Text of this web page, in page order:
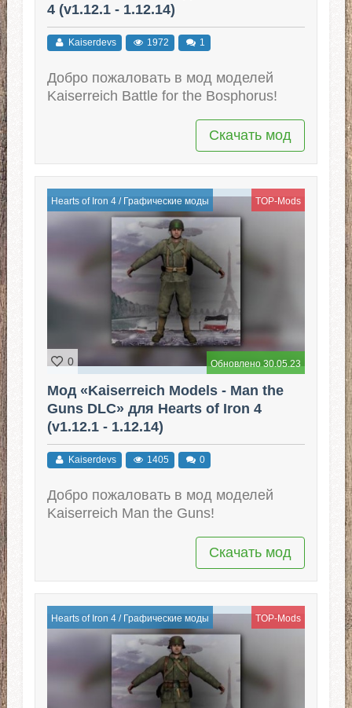
4 (v1.12.1 - 1.12.14)
Kaiserdevs 1972 1
Добро пожаловать в мод моделей
Kaiserreich Battle for the Bosphorus!
Скачать мод
Hearts of Iron 4/ Графические моды TOP-Mods
Обновлено 30.05.23
0
Мод «Kaiserreich Models - Man the
Guns DLC» для Hearts of Iron 4
(v1.12.1 - 1.12.14)
Kaiserdevs 1405 0
Добро пожаловать в мод моделей
Kaiserreich Man the Guns!
Скачать мод
Hearts of Iron 4/ Графические моды TOP-Mods